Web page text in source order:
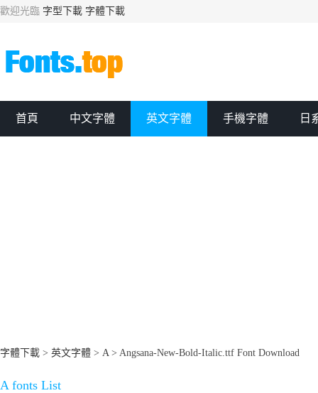
歡迎光臨 字型下載 字體下載
首頁 中文字體 英文字體 手機字體 日
字體下載 > 英文字體 > A> Angsana-New-Bold-Italic.ttf Font Download
A fonts List